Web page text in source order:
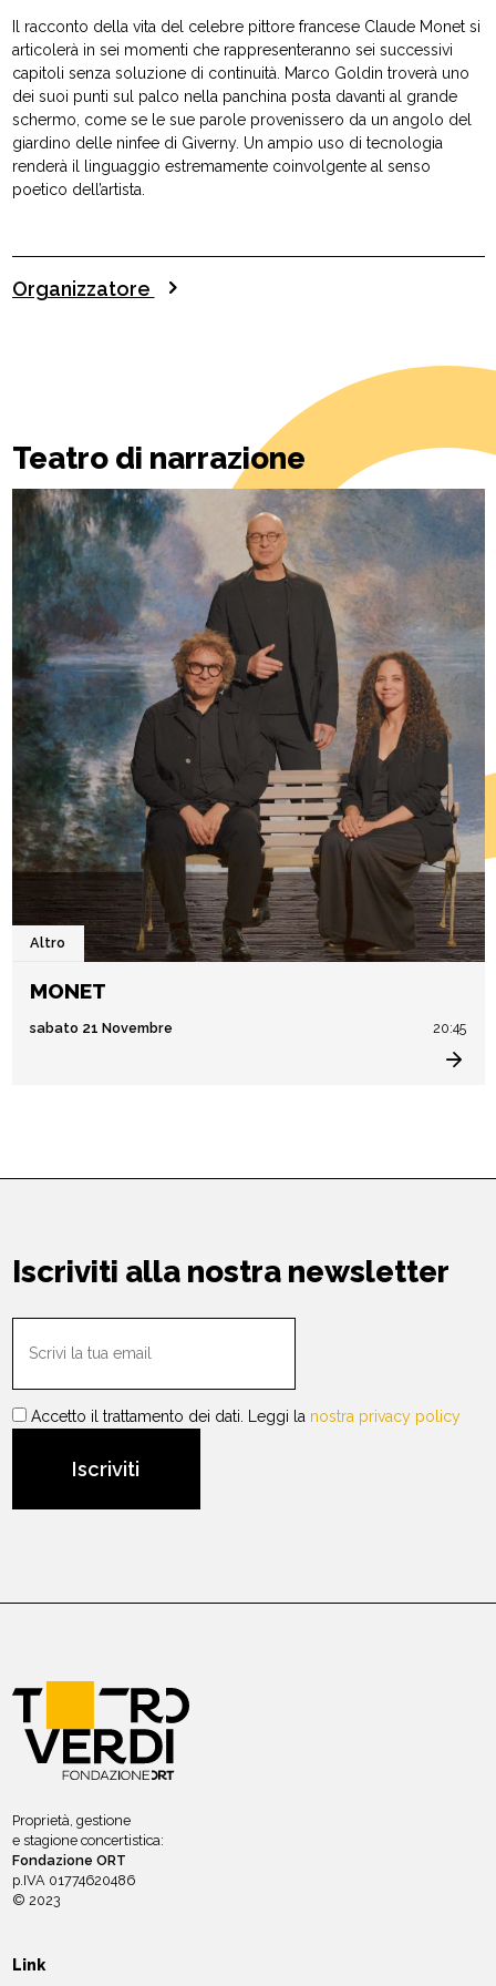
Il racconto della vita del celebre pittore francese Claude Monet si
articolerà in sei momenti che rappresenteranno sei successivi
capitoli senza soluzione di continuità. Marco Goldin troverà uno
dei suoi punti sul palco nella panchina posta davanti al grande
schermo, come se le sue parole provenissero da un angolo del
giardino delle ninfee di Giverny. Un ampio uso di tecnologia
renderà il linguaggio estremamente coinvolgente al senso
poetico dell’artista.
Organizzatore
Teatro di narrazione
Altro
MONET
sabato 21 Novembre 20:45
Iscriviti alla nostra newsletter
Accetto il trattamento dei dati. Leggi la nostra privacy policy
Proprietà, gestione
e stagione concertistica:
Fondazione ORT
p.IVA 01774620486
© 2023
Link